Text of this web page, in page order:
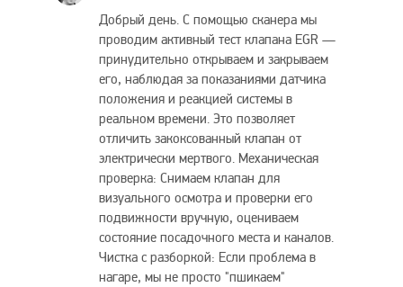
Добрый день. С помощью сканера мы
проводим активный тест клапана EGR —
принудительно открываем и закрываем
его, наблюдая за показаниями датчика
положения и реакцией системы в
реальном времени. Это позволяет
отличить закоксованный клапан от
электрически мертвого. Механическая
проверка: Снимаем клапан для
визуального осмотра и проверки его
подвижности вручную, оцениваем
состояние посадочного места и каналов.
Чистка с разборкой: Если проблема в
нагаре, мы не просто "пшикаем"